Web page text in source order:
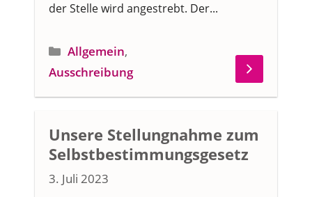
der Stelle wird angestrebt. Der...
Kategorien
Allgemein,
Ausschreibung
Unsere Stellung­nahme zum
Selbstbest­immungsgesetz
3. Juli 2023